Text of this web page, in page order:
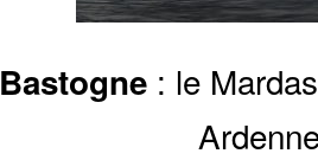
Bastogne : le